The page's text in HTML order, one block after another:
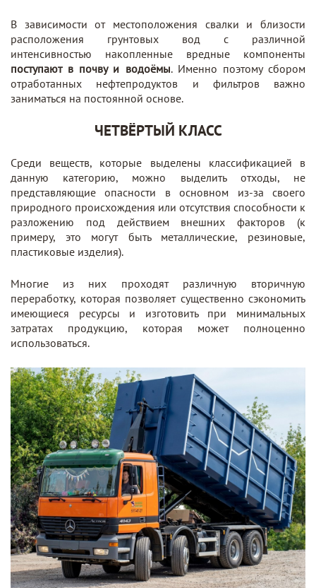
В зависимости от местоположения свалки и близости
расположения грунтовых вод с различной
интенсивностью накопленные вредные компоненты
поступают в почву и водоёмы. Именно поэтому сбором
отработанных нефтепродуктов и фильтров важно
заниматься на постоянной основе.
ЧЕТВЁРТЫЙ КЛАСС
Среди веществ, которые выделены классификацией в
данную категорию, можно выделить отходы, не
представляющие опасности в основном из-за своего
природного происхождения или отсутствия способности к
разложению под действием внешних факторов (к
примеру, это могут быть металлические, резиновые,
пластиковые изделия).
Многие из них проходят различную вторичную
переработку, которая позволяет существенно сэкономить
имеющиеся ресурсы и изготовить при минимальных
затратах продукцию, которая может полноценно
использоваться.